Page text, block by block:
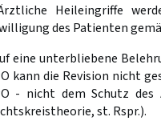
Heileingriffe
des Patienten
eine unterbliebene
kann die Revision nicht
- nicht dem Schutz des
st. Rspr.).